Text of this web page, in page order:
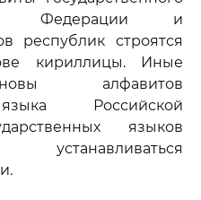
Федерации и
республик строятся
кириллицы. Иные
алфавитов
Российской
языков